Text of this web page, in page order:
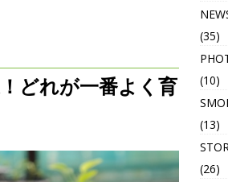
どれが一番よく育
(35)
(10)
(13)
(26)